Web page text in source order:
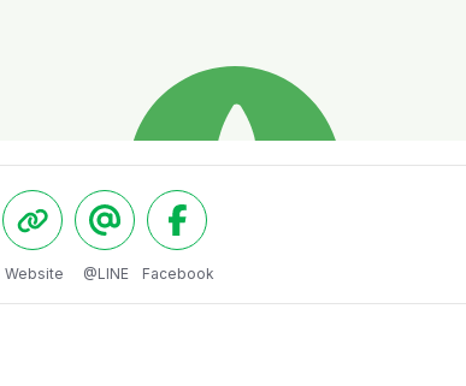
Website @LINE Facebook